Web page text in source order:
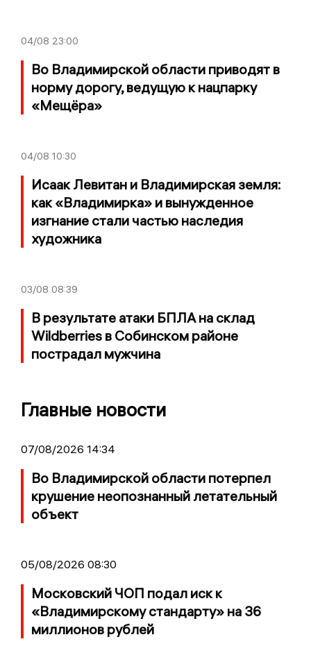
04/08 23:00
Во Владимирской области приводят в
норму дорогу, ведущую к нацпарку
«Мещёра»
04/08 10:30
Исаак Левитан и Владимирская земля:
как «Владимирка» и вынужденное
изгнание стали частью наследия
художника
03/08 08:39
В результате атаки БПЛА на склад
Wildberries в Собинском районе
пострадал мужчина
Главные новости
07/08/2026 14:34
Во Владимирской области потерпел
крушение неопознанный летательный
объект
05/08/2026 08:30
Московский ЧОП подал иск к
«Владимирскому стандарту» на 36
миллионов рублей